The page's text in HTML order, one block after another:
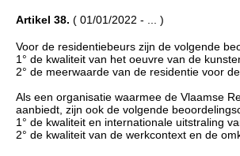
Artikel 38. ( 01/01/2022 - ... )
Voor de residentiebeurs zijn de volgende
1° de kwaliteit van het oeuvre van de
2° de meerwaarde van de residentie voor
Als een organisatie waarmee de Vlaamse
aanbiedt, zijn ook de volgende
1° de kwaliteit en internationale uitstraling
2° de kwaliteit van de werkcontext en de